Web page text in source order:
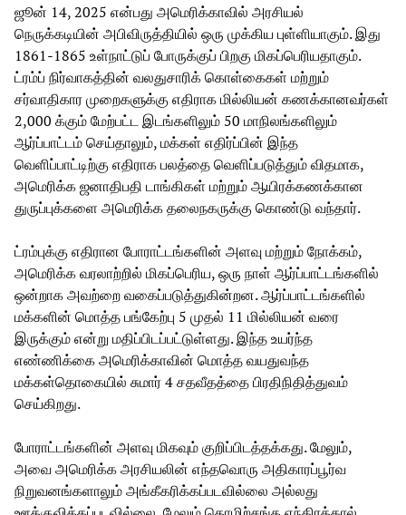
ஜூன் 14, 2025 என்பது அமெரிக்காவில் அரசியல்
நெருக்கடியின் அபிவிருத்தியில் ஒரு முக்கிய புள்ளியாகும். இது
1861-1865 உள்நாட்டுப் போருக்குப் பிறகு மிகப்பெரியதாகும்.
ட்ரம்ப் நிர்வாகத்தின் வலதுசாரிக் கொள்கைகள் மற்றும்
சர்வாதிகார முறைகளுக்கு எதிராக மில்லியன் கணக்கானவர்கள்
2,000 க்கும் மேற்பட்ட இடங்களிலும் 50 மாநிலங்களிலும்
ஆர்ப்பாட்டம் செய்தாலும், மக்கள் எதிர்ப்பின் இந்த
வெளிப்பாட்டிற்கு எதிராக பலத்தை வெளிப்படுத்தும் விதமாக,
அமெரிக்க ஜனாதிபதி டாங்கிகள் மற்றும் ஆயிரக்கணக்கான
துருப்புக்களை அமெரிக்க தலைநகருக்கு கொண்டு வந்தார்.
ட்ரம்புக்கு எதிரான போராட்டங்களின் அளவு மற்றும் நோக்கம்,
அமெரிக்க வரலாற்றில் மிகப்பெரிய, ஒரு நாள் ஆர்ப்பாட்டங்களில்
ஒன்றாக அவற்றை வகைப்படுத்துகின்றன. ஆர்ப்பாட்டங்களில்
மக்களின் மொத்த பங்கேற்பு 5 முதல் 11 மில்லியன் வரை
இருக்கும் என்று மதிப்பிடப்பட்டுள்ளது. இந்த உயர்ந்த
எண்ணிக்கை அமெரிக்காவின் மொத்த வயதுவந்த
மக்கள்தொகையில் சுமார் 4 சதவீதத்தை பிரதிநிதித்துவம்
செய்கிறது.
போராட்டங்களின் அளவு மிகவும் குறிப்பிடத்தக்கது. மேலும்,
அவை அமெரிக்க அரசியலின் எந்தவொரு அதிகாரப்பூர்வ
நிறுவனங்களாலும் அங்கீகரிக்கப்படவில்லை அல்லது